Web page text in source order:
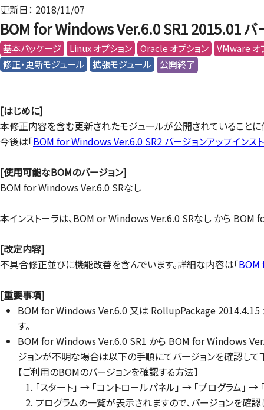
更新日： 2018/11/07
BOM for Windows Ver.6.0 SR1 2015.01 バ
基本パッケージ Linux オプション Oracle オプション
VMware オ
修正・更新モジュール
拡張モジュール 公開終了
[はじめに]
本修正内容を含む更新されたモジュールが公開されていることに
今後は「BOM for Windows Ver.6.0 SR2 バージョンアップインス
[使用可能なBOMのバージョン]
BOM for Windows Ver.6.0 SRなし
本インストーラは、BOM or Windows Ver.6.0 SRなし から BOM
[改定内容]
不具合修正並びに機能改善を含んでいます。詳細な内容は「BOM
[重要事項]
BOM for Windows Ver.6.0 又は RollupPackage 2014.4.15
す。
BOM for Windows Ver.6.0 SR1 から BOM for Windows
ジョンが不明な場合は以下の手順にてバージョンを確認して
【ご利用のBOMのバージョンを確認する方法】
「スタート」 → 「コントロールパネル」 → 「プログラム」 →
プログラムの一覧が表示されますので、バージョンを確認